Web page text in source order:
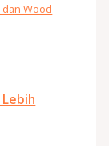
dan Wood